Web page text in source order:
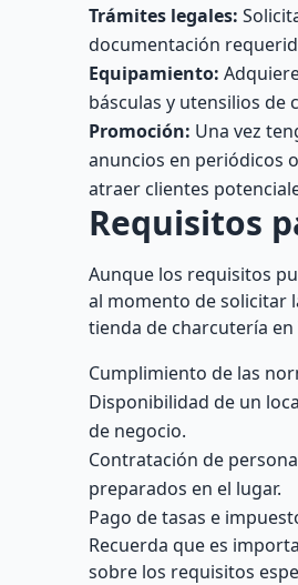
Trámites legales:
documentación
Equipamiento:
básculas y utensilios de
Promoción: Una vez
anuncios en periódicos
atraer clientes
Requisitos
Aunque los requisitos
al momento de solicitar
tienda de charcutería en
Cumplimiento de las
Disponibilidad de un
de negocio.
Contratación de
preparados en el lugar.
Pago de tasas e
Recuerda que es
sobre los requisitos